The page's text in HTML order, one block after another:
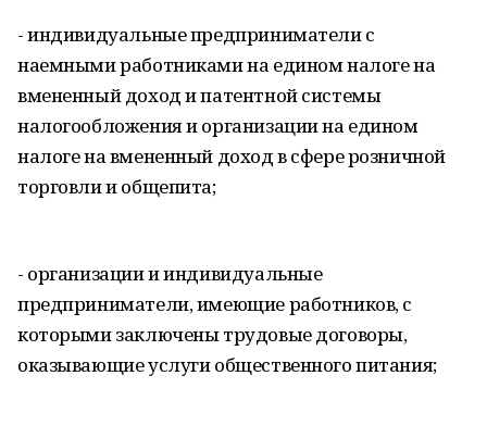
- индивидуальные предприниматели с
наемными работниками на едином налоге на
вмененный доход и патентной системы
налогообложения и организации на едином
налоге на вмененный доход в сфере розничной
торговли и общепита;
- организации и индивидуальные
предприниматели, имеющие работников, с
которыми заключены трудовые договоры,
оказывающие услуги общественного питания;